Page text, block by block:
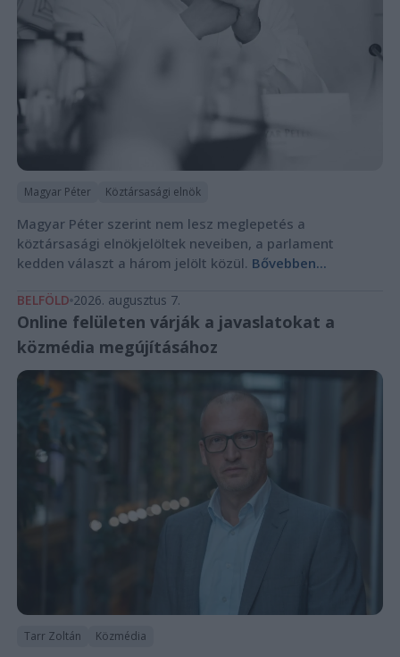
Magyar Péter Köztársasági elnök
Magyar Péter szerint nem lesz meglepetés a
köztársasági elnökjelöltek neveiben, a parlament
kedden választ a három jelölt közül. Bővebben...
BELFÖLD 2026. augusztus 7.
Online felületen várják a javaslatokat a
közmédia megújításához
Tarr Zoltán Közmédia